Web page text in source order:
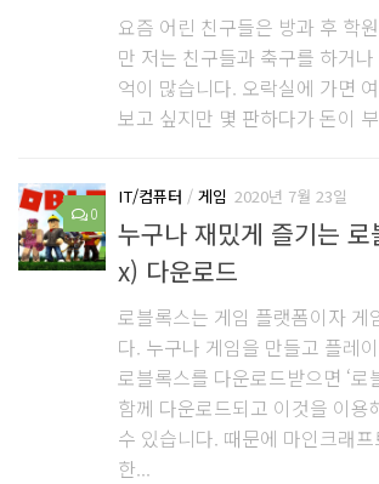
요즘 어린 친구들은 방과 후 학
만 저는 친구들과 축구를 하거
억이 많습니다. 오락실에 가면
보고 싶지만 몇 판하다가 돈이
0
IT/컴퓨터 / 게임 2020년 7월 23일
누구나 재밌게 즐기는
x) 다운로드
로블록스는 게임 플랫폼이자 게
다. 누구나 게임을 만들고 플레
로블록스를 다운로드받으면 ‘로
함께 다운로드되고 이것을 이용
수 있습니다. 때문에 마인크래
한...